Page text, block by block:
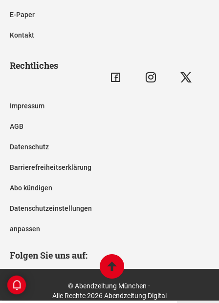
E-Paper
Kontakt
Rechtliches
Impressum
AGB
Datenschutz
Barrierefreiheitserklärung
Abo kündigen
Datenschutzeinstellungen
anpassen
Folgen Sie uns auf:
© Abendzeitung München ·
Alle Rechte 2026 Abendzeitung Digital